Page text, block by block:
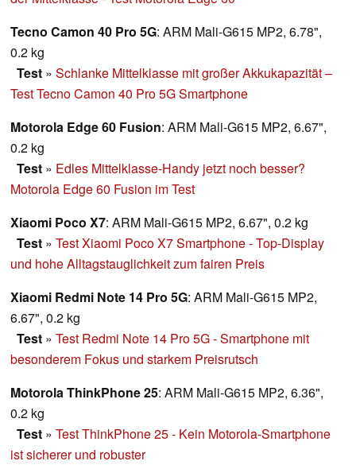
Tecno Camon 40 Pro 5G: ARM Mali-G615 MP2, 6.78",
0.2 kg
Test » Schlanke Mittelklasse mit großer Akkukapazität –
Test Tecno Camon 40 Pro 5G Smartphone
Motorola Edge 60 Fusion: ARM Mali-G615 MP2, 6.67",
0.2 kg
Test » Edles Mittelklasse-Handy jetzt noch besser?
Motorola Edge 60 Fusion im Test
Xiaomi Poco X7: ARM Mali-G615 MP2, 6.67", 0.2 kg
Test » Test Xiaomi Poco X7 Smartphone - Top-Display
und hohe Alltagstauglichkeit zum fairen Preis
Xiaomi Redmi Note 14 Pro 5G: ARM Mali-G615 MP2,
6.67", 0.2 kg
Test » Test Redmi Note 14 Pro 5G - Smartphone mit
besonderem Fokus und starkem Preisrutsch
Motorola ThinkPhone 25: ARM Mali-G615 MP2, 6.36",
0.2 kg
Test » Test ThinkPhone 25 - Kein Motorola-Smartphone
ist sicherer und robuster